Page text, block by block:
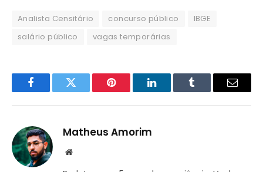
Analista Censitário concurso público
IBGE
salário público
vagas temporárias
FacebookTwitter Pinterest LinkedInTumblr Email
Matheus Amorim
Website